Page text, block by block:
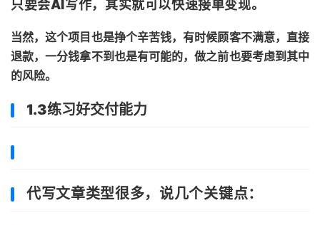
只要会AI写作，其实就可以快速接单变现。
当然，这个项目也是挣个辛苦钱，有时候顾客不满意，直接
退款，一分钱拿不到也是有可能的，做之前也要考虑到其中
的风险。
1.3练习好交付能力
代写文章类型很多，说几个关键点：